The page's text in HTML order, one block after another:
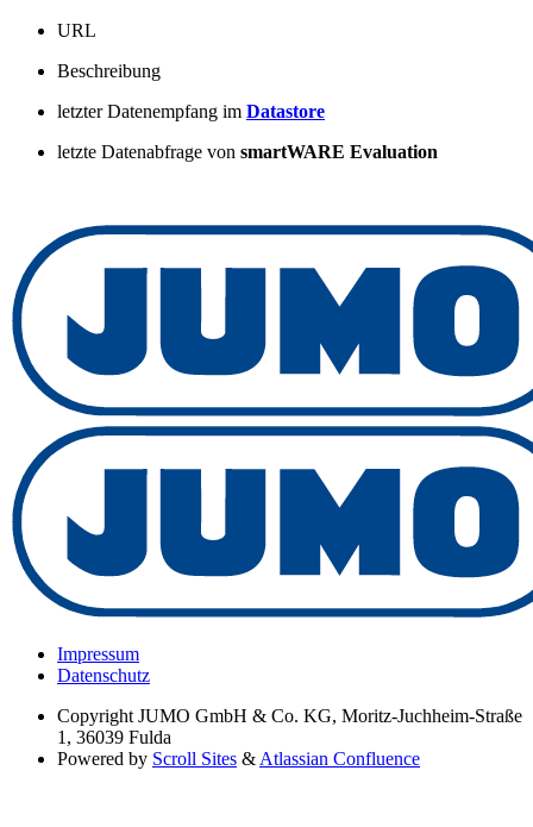
URL
Beschreibung
letzter Datenempfang im Datastore
letzte Datenabfrage von smartWARE Evaluation
Impressum
Datenschutz
Copyright JUMO GmbH & Co. KG, Moritz-Juchheim-Straße
1, 36039 Fulda
Powered by Scroll Sites & Atlassian Confluence